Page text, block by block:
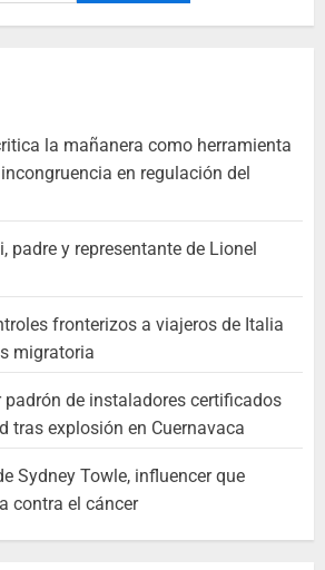
la mañanera como herramienta
en regulación del
padre y representante de Lionel
fronterizos a viajeros de Italia
migratoria
padrón de instaladores certificados
tras explosión en Cuernavaca
Sydney Towle, influencer que
contra el cáncer